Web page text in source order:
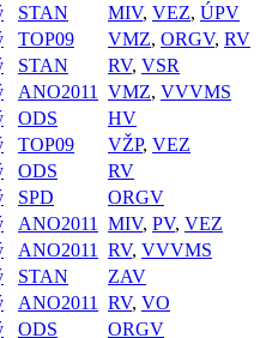
STAN MIV, VEZ, ÚPV
TOP09 VMZ, ORGV, RV
STAN RV, VSR
ANO2011 VMZ, VVVMS
ODS
HV
TOP09 VŽP, VEZ
ODS RV
SPD
ORGV
ANO2011 MIV, PV, VEZ
ANO2011 RV, VVVMS
STAN ZAV
ANO2011 RV, VO
ODS
ORGV